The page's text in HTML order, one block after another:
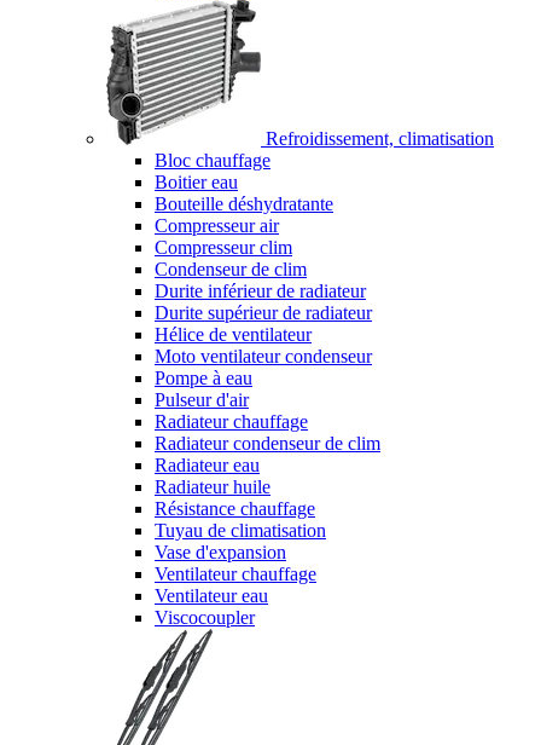
Refroidissement, climatisation
Bloc chauffage
Boitier eau
Bouteille déshydratante
Compresseur air
Compresseur clim
Condenseur de clim
Durite inférieur de radiateur
Durite supérieur de radiateur
Hélice de ventilateur
Moto ventilateur condenseur
Pompe à eau
Pulseur d'air
Radiateur chauffage
Radiateur condenseur de clim
Radiateur eau
Radiateur huile
Résistance chauffage
Tuyau de climatisation
Vase d'expansion
Ventilateur chauffage
Ventilateur eau
Viscocoupler